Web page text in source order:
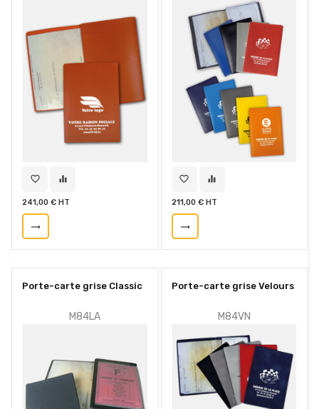
favorite_border equalizer
241,00 € HT
trending_flat
favorite_border equalizer
211,00 € HT
trending_flat
Porte-carte grise Classic
M84LA
Porte-carte grise Velours
M84VN